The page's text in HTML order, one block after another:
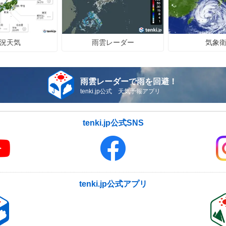
天気 雨雲レーダー 気象
雨雲レーダーで雨を回避！
tenki.jp公式 天気予報アプリ
tenki.jp公式SNS
tenki.jp公式アプリ